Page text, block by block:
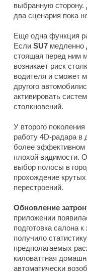
выбранную сторону.
два сценария пока
Еще одна функция
Если SU7 медленно
стоящая перед ним
возникает риск
водителя и сможет
другого
активировать
столкновений.
У второго поколения
работу 4D-радара в
более эффективном
плохой видимости.
выбор полосы в
прохождение
перестроений.
Обновление
приложении
подготовка салона
получило
предполагаемых
киловаттная
автоматически